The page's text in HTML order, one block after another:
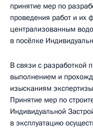
принятие мер по
проведения работ и их
централизованным
в посёлке
В связи с разработкой
выполнением и
изысканиям
Принятие мер по
Индивидуальной
в эксплуатацию